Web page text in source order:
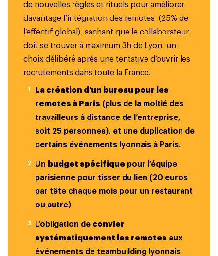
de nouvelles règles et rituels pour améliorer
davantage l’intégration des remotes (25% de
l’effectif global), sachant que le collaborateur
doit se trouver à maximum 3h de Lyon, un
choix délibéré après une tentative d’ouvrir les
recrutements dans toute la France.
La création d’un bureau pour les
remotes à Paris (plus de la moitié des
travailleurs à distance de l’entreprise,
soit 25 personnes), et une duplication de
certains événements lyonnais à Paris.
Un budget spécifique pour l’équipe
parisienne pour tisser du lien (20 euros
par tête chaque mois pour un restaurant
ou autre)
L’obligation de convier
systématiquement les remotes aux
événements de teambuilding lyonnais